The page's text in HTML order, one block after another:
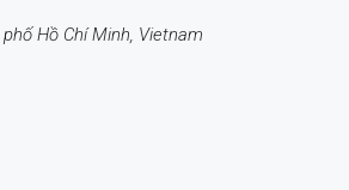
Hồ Chí Minh, Vietnam